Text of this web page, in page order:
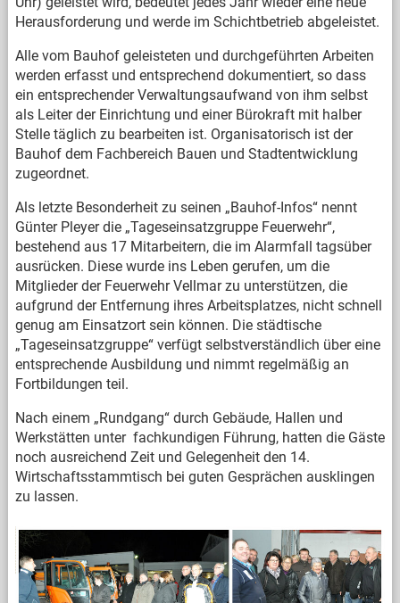
Herausforderung und werde im Schichtbetrieb abgeleistet.
Alle vom Bauhof geleisteten und durchgeführten Arbeiten
werden erfasst und entsprechend dokumentiert, so dass
ein entsprechender Verwaltungsaufwand von ihm selbst
als Leiter der Einrichtung und einer Bürokraft mit halber
Stelle täglich zu bearbeiten ist. Organisatorisch ist der
Bauhof dem Fachbereich Bauen und Stadtentwicklung
zugeordnet.
Als letzte Besonderheit zu seinen „Bauhof-Infos“ nennt
Günter Pleyer die „Tageseinsatzgruppe Feuerwehr“,
bestehend aus 17 Mitarbeitern, die im Alarmfall tagsüber
ausrücken. Diese wurde ins Leben gerufen, um die
Mitglieder der Feuerwehr Vellmar zu unterstützen, die
aufgrund der Entfernung ihres Arbeitsplatzes, nicht schnell
genug am Einsatzort sein können. Die städtische
„Tageseinsatzgruppe“ verfügt selbstverständlich über eine
entsprechende Ausbildung und nimmt regelmäßig an
Fortbildungen teil.
Nach einem „Rundgang“ durch Gebäude, Hallen und
Werkstätten unter fachkundigen Führung, hatten die Gäste
noch ausreichend Zeit und Gelegenheit den 14.
Wirtschaftsstammtisch bei guten Gesprächen ausklingen
zu lassen.